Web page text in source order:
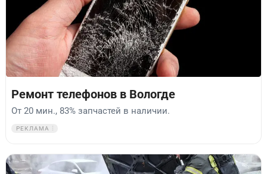
Ремонт телефонов в Вологде
От 20 мин., 83% запчастей в наличии.
РЕКЛАМА